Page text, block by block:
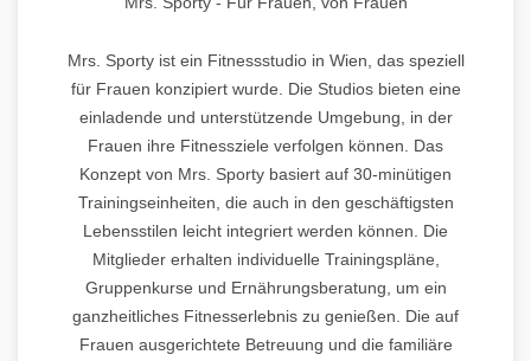
Mrs. Sporty ist ein Fitnessstudio in Wien, das speziell
für Frauen konzipiert wurde. Die Studios bieten eine
einladende und unterstützende Umgebung, in der
Frauen ihre Fitnessziele verfolgen können. Das
Konzept von Mrs. Sporty basiert auf 30-minütigen
Trainingseinheiten, die auch in den geschäftigsten
Lebensstilen leicht integriert werden können. Die
Mitglieder erhalten individuelle Trainingspläne,
Gruppenkurse und Ernährungsberatung, um ein
ganzheitliches Fitnesserlebnis zu genießen. Die auf
Frauen ausgerichtete Betreuung und die familiäre